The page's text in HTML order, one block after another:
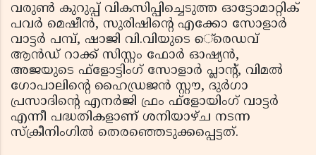
വരുണ്‍ കുറുപ്പ് വികസിപ്പിച്ചെടുത്ത ഓട്ടോമാറ്റിക്
പവര്‍ മെഷീന്‍, സുരിഷിന്റെ എക്കോ സോളാര്‍
വാട്ടര്‍ പമ്പ്, ഷാജി വി.വിയുടെ െ്രെഡവ്
ആന്‍ഡ് റാക്ക് സിസ്റ്റം ഫോര്‍ ഓഷ്യന്‍,
അജയുടെ ഫ്‌ളോട്ടിംഗ് സോളാര്‍ പ്ലാന്റ്, വിമല്‍
ഗോപാലിന്റെ ഹൈഡ്രജന്‍ സ്റ്റൗ, ദുര്‍ഗാ
പ്രസാദിന്റെ എനര്‍ജി ഫ്രം ഫ്‌ളോയിംഗ് വാട്ടര്‍
എന്നീ പദ്ധതികളാണ് ശനിയാഴ്ച നടന്ന
സ്‌ക്രീനിംഗില്‍ തെരഞ്ഞെടുക്കപ്പെട്ടത്.